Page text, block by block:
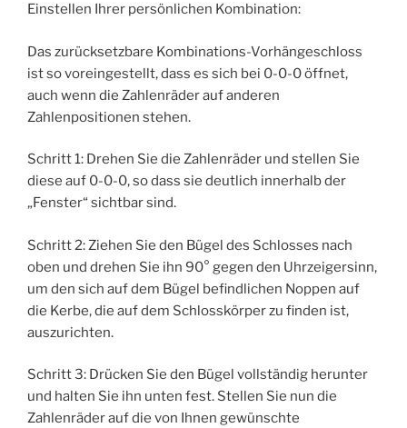
Einstellen Ihrer persönlichen Kombination:
Das zurücksetzbare Kombinations-Vorhängeschloss
ist so voreingestellt, dass es sich bei 0-0-0 öffnet,
auch wenn die Zahlenräder auf anderen
Zahlenpositionen stehen.
Schritt 1: Drehen Sie die Zahlenräder und stellen Sie
diese auf 0-0-0, so dass sie deutlich innerhalb der
„Fenster“ sichtbar sind.
Schritt 2: Ziehen Sie den Bügel des Schlosses nach
oben und drehen Sie ihn 90° gegen den Uhrzeigersinn,
um den sich auf dem Bügel befindlichen Noppen auf
die Kerbe, die auf dem Schlosskörper zu finden ist,
auszurichten.
Schritt 3: Drücken Sie den Bügel vollständig herunter
und halten Sie ihn unten fest. Stellen Sie nun die
Zahlenräder auf die von Ihnen gewünschte